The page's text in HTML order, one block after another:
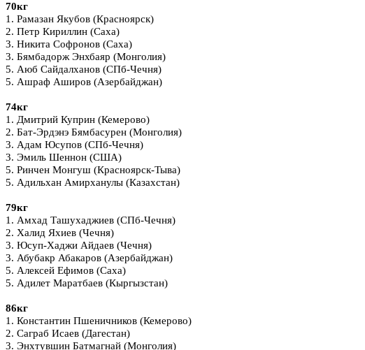
70кг
1. Рамазан Якубов (Красноярск)
2. Петр Кириллин (Саха)
3. Никита Софронов (Саха)
3. Бямбадорж Энхбаяр (Монголия)
5. Аюб Сайдалханов (СПб-Чечня)
5. Ашраф Аширов (Азербайджан)
74кг
1. Дмитрий Куприн (Кемерово)
2. Бат-Эрдэнэ Бямбасурен (Монголия)
3. Адам Юсупов (СПб-Чечня)
3. Эмиль Шеннон (США)
5. Ринчен Монгуш (Красноярск-Тыва)
5. Адильхан Амирханулы (Казахстан)
79кг
1. Амхад Ташухаджиев (СПб-Чечня)
2. Халид Яхиев (Чечня)
3. Юсуп-Хаджи Айдаев (Чечня)
3. Абубакр Абакаров (Азербайджан)
5. Алексей Ефимов (Саха)
5. Адилет Маратбаев (Кыргызстан)
86кг
1. Константин Пшеничников (Кемерово)
2. Саграб Исаев (Дагестан)
3. Энхтувшин Батмагнай (Монголия)